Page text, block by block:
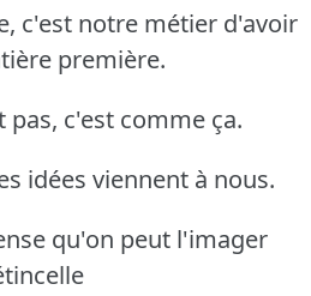
c'est notre métier d'avoir
première.
pas, c'est comme ça.
idées viennent à nous.
qu'on peut l'imager